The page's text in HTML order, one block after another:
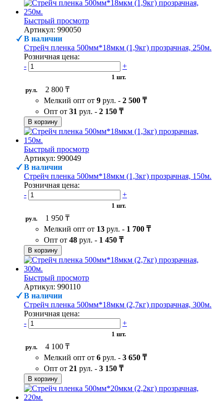
Быстрый просмотр
Артикул: 990050
В наличии
Стрейч пленка 500мм*18мкм (1,9кг) прозрачная, 250м.
Розничная цена:
-
+
1 шт.
рул.
2 800 ₸
Мелкий опт от 9 рул. - 2 500 ₸
Опт от 31 рул. - 2 150 ₸
В корзину
Быстрый просмотр
Артикул: 990049
В наличии
Стрейч пленка 500мм*18мкм (1,3кг) прозрачная, 150м.
Розничная цена:
-
+
1 шт.
рул.
1 950 ₸
Мелкий опт от 13 рул. - 1 700 ₸
Опт от 48 рул. - 1 450 ₸
В корзину
Быстрый просмотр
Артикул: 990110
В наличии
Стрейч пленка 500мм*18мкм (2,7кг) прозрачная, 300м.
Розничная цена:
-
+
1 шт.
рул.
4 100 ₸
Мелкий опт от 6 рул. - 3 650 ₸
Опт от 21 рул. - 3 150 ₸
В корзину